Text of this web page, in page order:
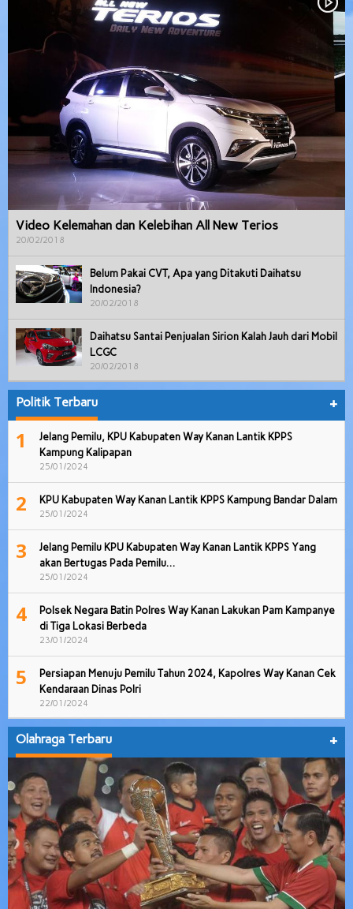
Video Kelemahan dan Kelebihan All New Terios
20/02/2018
Belum Pakai CVT, Apa yang Ditakuti Daihatsu
Indonesia?
20/02/2018
Daihatsu Santai Penjualan Sirion Kalah Jauh dari Mobil
LCGC
20/02/2018
Politik Terbaru +
1
Jelang Pemilu, KPU Kabupaten Way Kanan Lantik KPPS
Kampung Kalipapan
25/01/2024
2 KPU Kabupaten Way Kanan Lantik KPPS Kampung Bandar Dalam
25/01/2024
3
Jelang Pemilu KPU Kabupaten Way Kanan Lantik KPPS Yang
akan Bertugas Pada Pemilu…
25/01/2024
4
Polsek Negara Batin Polres Way Kanan Lakukan Pam Kampanye
di Tiga Lokasi Berbeda
23/01/2024
5
Persiapan Menuju Pemilu Tahun 2024, Kapolres Way Kanan Cek
Kendaraan Dinas Polri
22/01/2024
Olahraga Terbaru +